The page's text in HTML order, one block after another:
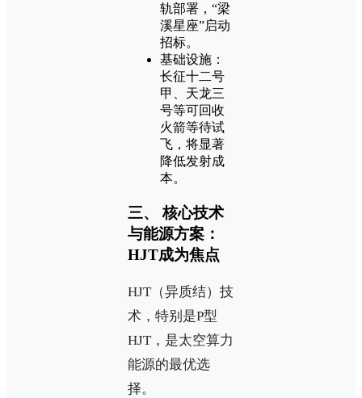
轨部署，“梁
溪星座”启动
招标。
基础设施：
长征十二号
甲、天龙三
号等可回收
火箭等待试
飞，将显著
降低发射成
本。
三、 核心技术
与能源方案：
HJT成为焦点
HJT（异质结）技
术，特别是P型
HJT，是太空算力
能源的最优选
择。